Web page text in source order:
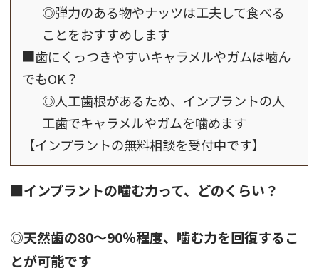
◎弾力のある物やナッツは工夫して食べる
ことをおすすめします
■歯にくっつきやすいキャラメルやガムは噛ん
でもOK？
◎人工歯根があるため、インプラントの人
工歯でキャラメルやガムを噛めます
【インプラントの無料相談を受付中です】
■インプラントの噛む力って、どのくらい？
◎天然歯の80～90％程度、噛む力を回復するこ
とが可能です